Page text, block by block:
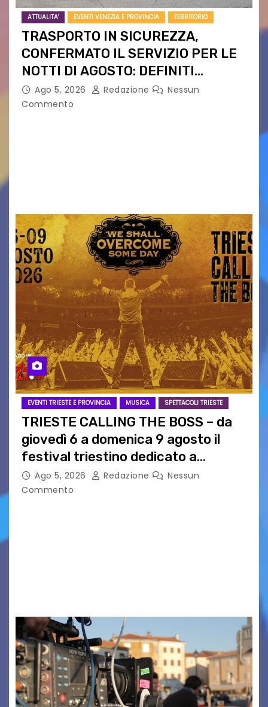
ATTUALITA' EVENTI VENEZIA E PROVINCIA TERRITORIO
TRASPORTO IN SICUREZZA,
CONFERMATO IL SERVIZIO PER LE
NOTTI DI AGOSTO: DEFINITI
PERCORSI, FERMATE E ORARIO
Ago 5, 2026 Redazione
Nessun
Commento
EVENTI TRIESTE E PROVINCIA MUSICA SPETTACOLI TRIESTE
TRIESTE CALLING THE BOSS – da
giovedì 6 a domenica 9 agosto il
festival triestino dedicato a
Springsteen
Ago 5, 2026 Redazione
Nessun
Commento